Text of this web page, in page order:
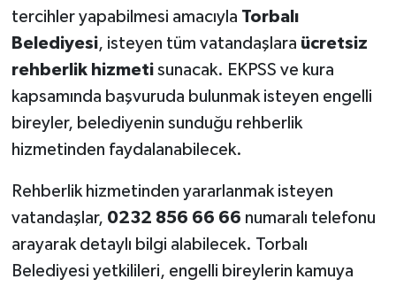
tercihler yapabilmesi amacıyla Torbalı
Belediyesi, isteyen tüm vatandaşlara ücretsiz
rehberlik hizmetisunacak. EKPSS ve kura
kapsamında başvuruda bulunmak isteyen engelli
bireyler, belediyenin sunduğu rehberlik
hizmetinden faydalanabilecek.
Rehberlik hizmetinden yararlanmak isteyen
vatandaşlar, 0232 856 66 66 numaralı telefonu
arayarak detaylı bilgi alabilecek. Torbalı
Belediyesi yetkilileri, engelli bireylerin kamuya